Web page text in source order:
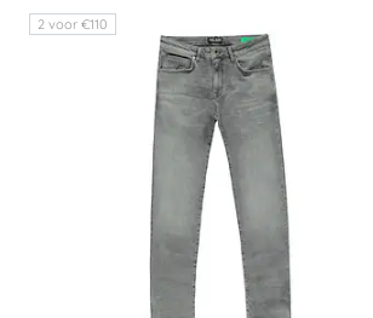
2 voor €110